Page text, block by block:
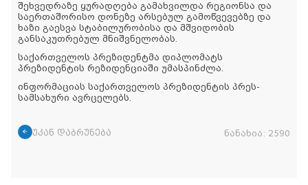
შეხვედრაზე ყურადღება გამახვილდა რეგიონსა და
საერთაშორისო დონეზე არსებულ გამოწვევებზე და
ხაზი გაესვა სტაბილურობისა და მშვიდობის
განსაკუთრებულ მნიშვნელობას.
საქართველოს პრეზიდენტმა დიპლომატს
პრეზიდენტის რეზიდენციაში უმასპინძლა.
ინფორმაციას საქართველოს პრეზიდენტის პრეს-
სამსახური ავრცელებს.
უკან დაბრუნება ნანახია: 2590